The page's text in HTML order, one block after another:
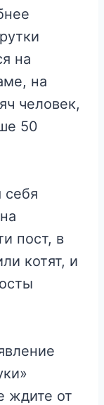
на
на
человек,
50
пост, в
котят, и
ждите от